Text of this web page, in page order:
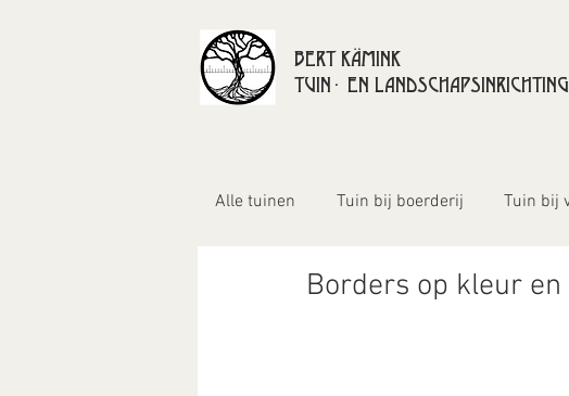
BERT KÄMINK
TUIN- EN LANDSCHAPSINRICHTING
Alle tuinen Tuin bij boerderij Tuin bij
Borders op kleur